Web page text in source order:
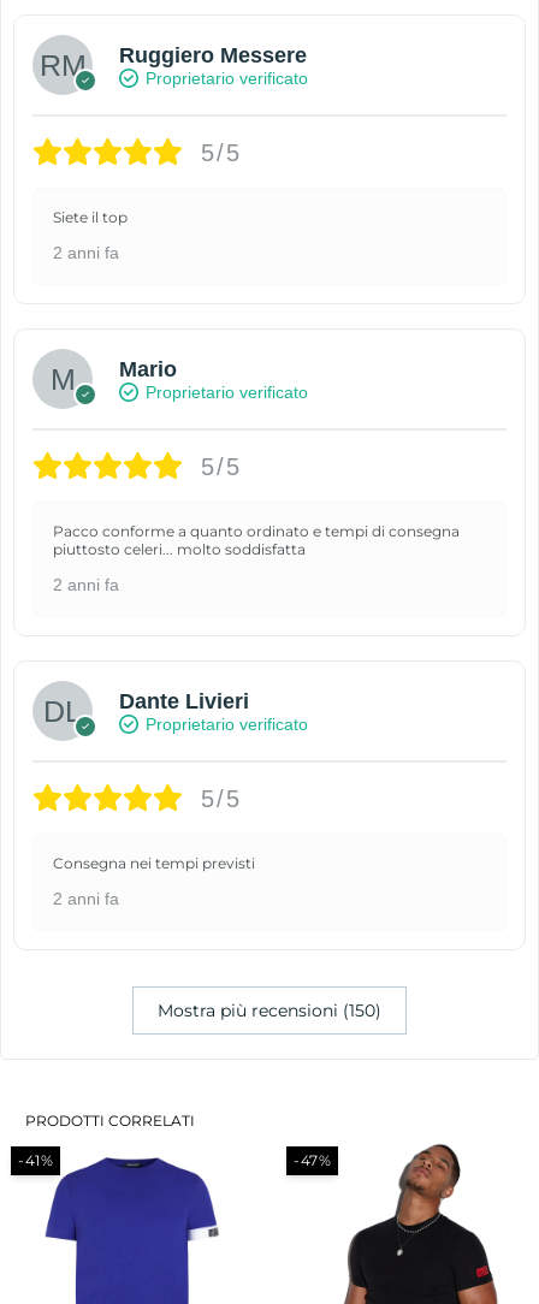
Ruggiero Messere
Proprietario verificato
5/5
Siete il top
2 anni fa
Mario
Proprietario verificato
5/5
Pacco conforme a quanto ordinato e tempi di consegna
piuttosto celeri... molto soddisfatta
2 anni fa
Dante Livieri
Proprietario verificato
5/5
Consegna nei tempi previsti
2 anni fa
Mostra più recensioni (150)
PRODOTTI CORRELATI
-41% -47%